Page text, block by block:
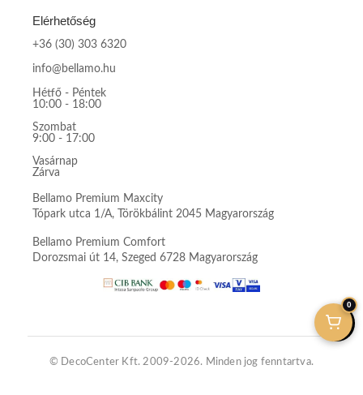
Elérhetőség
+36 (30) 303 6320
info@bellamo.hu
Hétfő - Péntek
10:00 - 18:00
Szombat
9:00 - 17:00
Vasárnap
Zárva
Bellamo Premium Maxcity
Tópark utca 1/A, Törökbálint 2045 Magyarország
Bellamo Premium Comfort
Dorozsmai út 14, Szeged 6728 Magyarország
© DecoCenter Kft. 2009-2026. Minden jog fenntartva.
0